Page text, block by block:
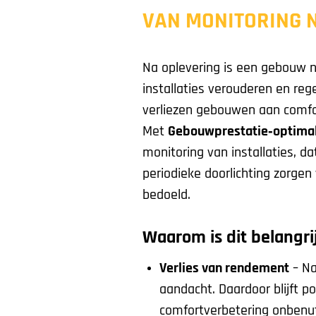
VAN MONITORING
Na oplevering is een gebouw
installaties verouderen en
verliezen gebouwen aan
Met
monitoring van installaties,
periodieke doorlichting
bedoeld.
Waarom is dit
Verlies van rendement–
aandacht. Daardoor blijft
comfortverbetering